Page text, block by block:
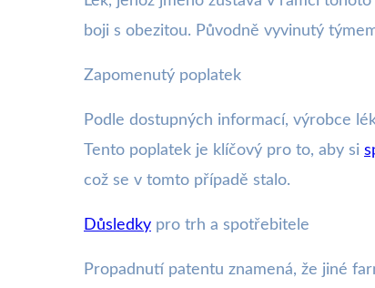
boji s obezitou. Původně vyvinutý
Zapomenutý poplatek
Podle dostupných informací, výrobce
Tento poplatek je klíčový pro to, aby si
což se v tomto případě stalo.
Důsledky pro trh a spotřebitele
Propadnutí patentu znamená, že jiné